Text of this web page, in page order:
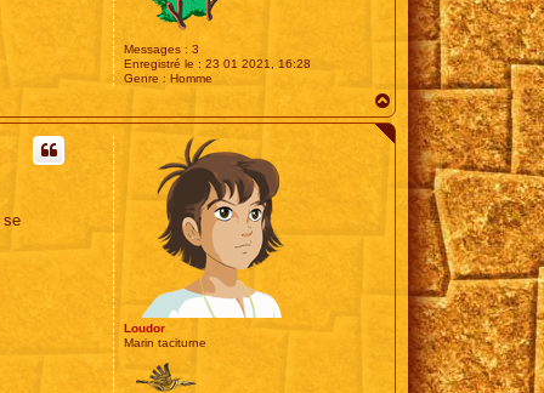
Messages : 3
Enregistré le : 23 01 2021, 16:28
Genre : Homme
a
u
Loudor
Marin taciturne
se